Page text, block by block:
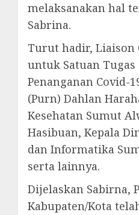
melaksanakan hal
Sabrina.
Turut hadir, Liaison
untuk Satuan Tugas
Penanganan Covid-
(Purn) Dahlan
Kesehatan Sumut
Hasibuan, Kepala
dan Informatika
serta lainnya.
Dijelaskan Sabirna,
Kabupaten/Kota